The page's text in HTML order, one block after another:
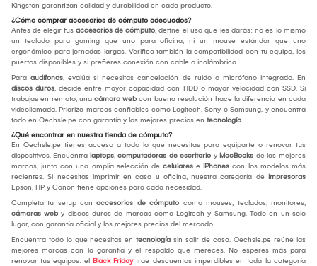
Kingston garantizan calidad y durabilidad en cada producto.
¿Cómo comprar accesorios de cómputo adecuados?
Antes de elegir tus accesorios de cómputo, define el uso que les darás: no es lo mismo
un teclado para gaming que uno para oficina, ni un mouse estándar que uno
ergonómico para jornadas largas. Verifica también la compatibilidad con tu equipo, los
puertos disponibles y si prefieres conexión con cable o inalámbrica.
Para audífonos, evalúa si necesitas cancelación de ruido o micrófono integrado. En
discos duros, decide entre mayor capacidad con HDD o mayor velocidad con SSD. Si
trabajas en remoto, una cámara webcon buena resolución hace la diferencia en cada
videollamada. Prioriza marcas confiables como Logitech, Sony o Samsung, y encuentra
todo en Oechsle.pe con garantía y los mejores precios en tecnología.
¿Qué encontrar en nuestra tienda de cómputo?
En Oechsle.pe tienes acceso a todo lo que necesitas para equiparte o renovar tus
dispositivos. Encuentra laptops, computadoras de escritorio y MacBooks de las mejores
marcas, junto con una amplia selección de celulares e iPhones con los modelos más
recientes. Si necesitas imprimir en casa u oficina, nuestra categoría de impresoras
Epson, HP y Canon tiene opciones para cada necesidad.
Completa tu setup con accesorios de cómputo como mouses, teclados, monitores,
cámaras weby discos duros de marcas como Logitech y Samsung. Todo en un solo
lugar, con garantía oficial y los mejores precios del mercado.
Encuentra todo lo que necesitas en tecnología sin salir de casa. Oechsle.pe reúne las
mejores marcas con la garantía y el respaldo que mereces. No esperes más para
renovar tus equipos: el Black Fridaytrae descuentos imperdibles en toda la categoría